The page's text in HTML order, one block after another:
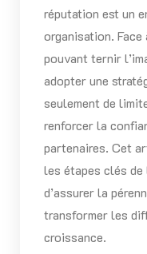
réputation est un
organisation.
pouvant ternir
adopter une
seulement de
renforcer la
partenaires. Cet
les étapes clés
d’assurer la
transformer les
croissance.